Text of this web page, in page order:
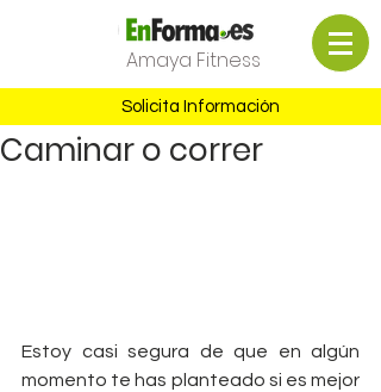
Amaya Fitness
Solicita Información
Caminar o correr
Estoy casi segura de que en algún
momento te has planteado si es mejor